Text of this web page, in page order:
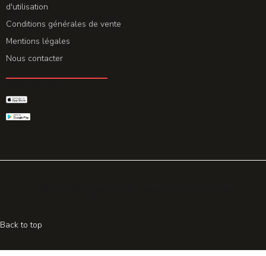
d'utilisation
Conditions générales de vente
Mentions légales
Nous contacter
Back to top